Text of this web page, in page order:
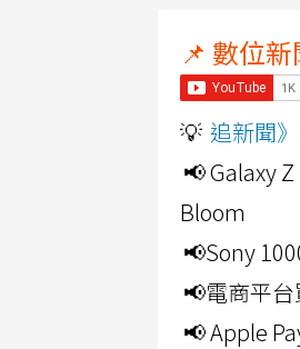
📌 數位新
💡 追新聞
📢 Galaxy
Bloom
📢Sony
📢電商平
📢 Apple